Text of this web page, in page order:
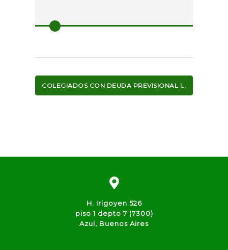
COLEGIADOS CON DEUDA PREVISIONAL INFORME A SISTEMA VERAZ (RESOLUCION MARZO 2017)
H. Irigoyen 526
piso 1 depto 7 (7300)
Azul, Buenos Aires